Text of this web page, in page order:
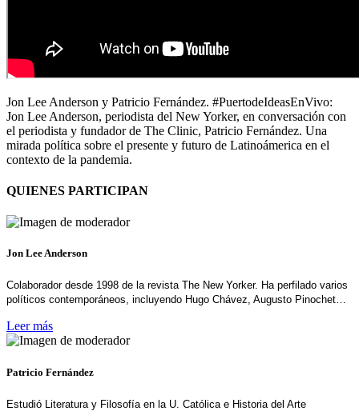
Jon Lee Anderson y Patricio Fernández. #PuertodeIdeasEnVivo:
Jon Lee Anderson, periodista del New Yorker, en conversación con
el periodista y fundador de The Clinic, Patricio Fernández. Una
mirada política sobre el presente y futuro de Latinoámerica en el
contexto de la pandemia.
QUIENES PARTICIPAN
Jon Lee Anderson
Colaborador desde 1998 de la revista The New Yorker. Ha perfilado varios
políticos contemporáneos, incluyendo Hugo Chávez, Augusto Pinochet…
Leer más
Patricio Fernández
Estudió Literatura y Filosofía en la U. Católica e Historia del Arte